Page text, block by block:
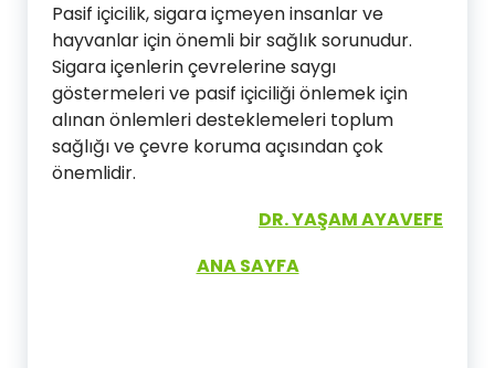
Pasif içicilik, sigara içmeyen insanlar ve
hayvanlar için önemli bir sağlık sorunudur.
Sigara içenlerin çevrelerine saygı
göstermeleri ve pasif içiciliği önlemek için
alınan önlemleri desteklemeleri toplum
sağlığı ve çevre koruma açısından çok
önemlidir.
DR. YAŞAM AYAVEFE
ANA SAYFA